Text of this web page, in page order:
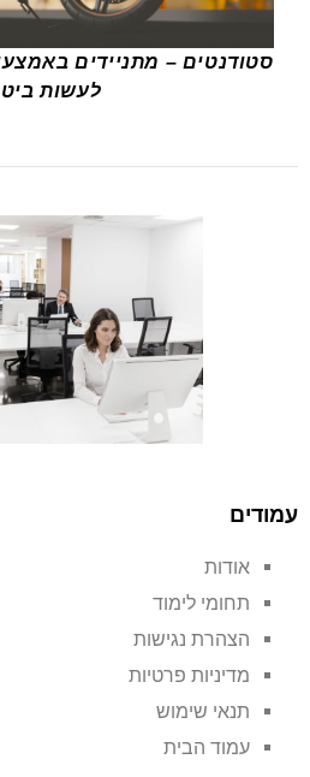
סטודנטים – מתניידים
לעשות
עמודים
אודות
תחומי לימוד
הצהרת נגישות
מדיניות פרטיות
תנאי שימוש
עמוד הבית